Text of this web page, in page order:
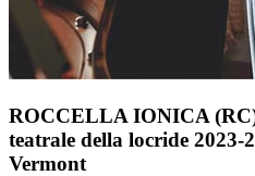
ROCCELLA IONICA
teatrale della locride 2023-
Vermont